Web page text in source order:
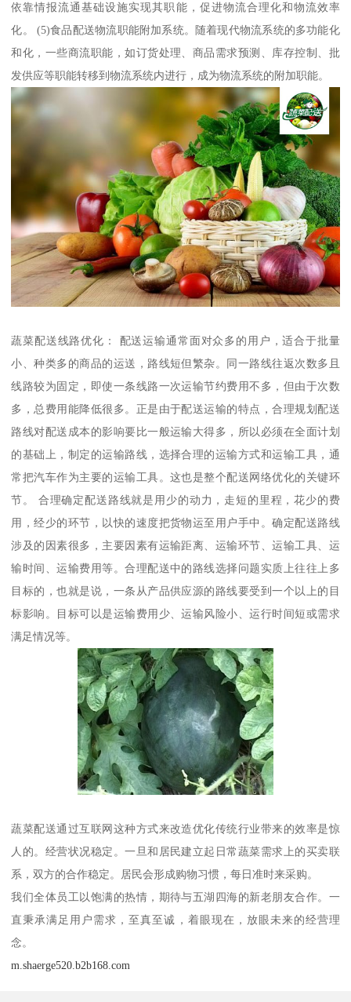
依靠情报流通基础设施实现其职能，促进物流合理化和物流效率
化。 (5)食品配送物流职能附加系统。随着现代物流系统的多功能化
和化，一些商流职能，如订货处理、商品需求预测、库存控制、批
发供应等职能转移到物流系统内进行，成为物流系统的附加职能。
蔬菜配送线路优化： 配送运输通常面对众多的用户，适合于批量
小、种类多的商品的运送，路线短但繁杂。同一路线往返次数多且
线路较为固定，即使一条线路一次运输节约费用不多，但由于次数
多，总费用能降低很多。正是由于配送运输的特点，合理规划配送
路线对配送成本的影响要比一般运输大得多，所以必须在全面计划
的基础上，制定的运输路线，选择合理的运输方式和运输工具，通
常把汽车作为主要的运输工具。这也是整个配送网络优化的关键环
节。 合理确定配送路线就是用少的动力，走短的里程，花少的费
用，经少的环节，以快的速度把货物运至用户手中。确定配送路线
涉及的因素很多，主要因素有运输距离、运输环节、运输工具、运
输时间、运输费用等。合理配送中的路线选择问题实质上往往上多
目标的，也就是说，一条从产品供应源的路线要受到一个以上的目
标影响。目标可以是运输费用少、运输风险小、运行时间短或需求
满足情况等。
蔬菜配送通过互联网这种方式来改造优化传统行业带来的效率是惊
人的。经营状况稳定。一旦和居民建立起日常蔬菜需求上的买卖联
系，双方的合作稳定。居民会形成购物习惯，每日准时来采购。
我们全体员工以饱满的热情，期待与五湖四海的新老朋友合作。一
直秉承满足用户需求，至真至诚，着眼现在，放眼未来的经营理
念。
m.shaerge520.b2b168.com